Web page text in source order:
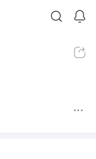
커뮤니티
검색
알림
공유하기